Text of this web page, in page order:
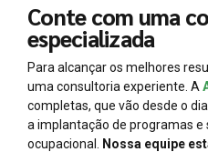
Conte com uma
especializada
Para alcançar os melhores
uma consultoria experiente. A
completas, que vão desde o
a implantação de programas
ocupacional.
Nossa equipe